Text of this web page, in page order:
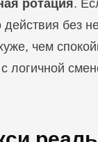
ротация.
действия без
чем
логичной